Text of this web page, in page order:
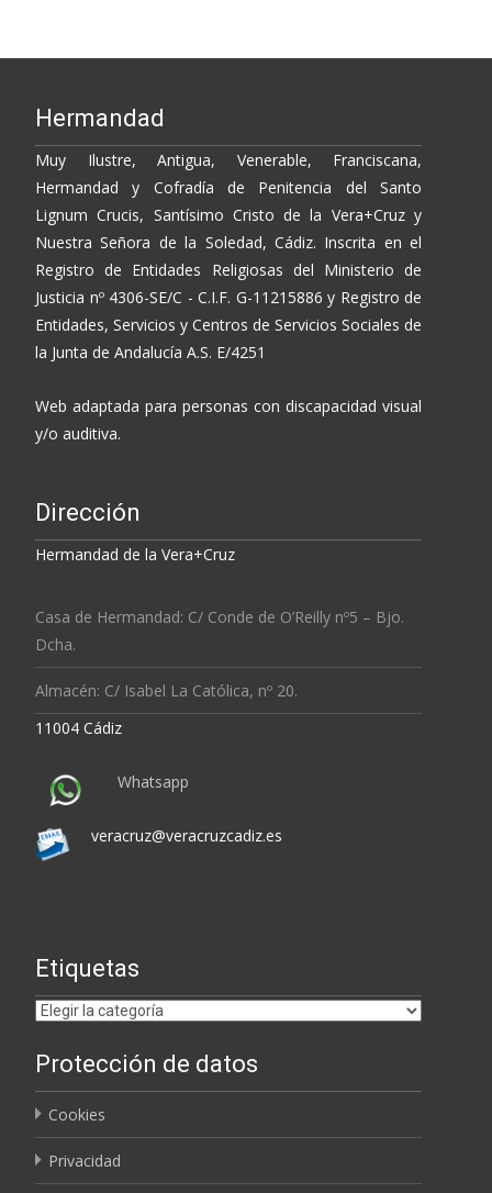
Hermandad
Muy Ilustre, Antigua, Venerable, Franciscana,
Hermandad y Cofradía de Penitencia del Santo
Lignum Crucis, Santísimo Cristo de la Vera+Cruz y
Nuestra Señora de la Soledad, Cádiz. Inscrita en el
Registro de Entidades Religiosas del Ministerio de
Justicia nº 4306-SE/C - C.I.F. G-11215886 y Registro de
Entidades, Servicios y Centros de Servicios Sociales de
la Junta de Andalucía A.S. E/4251
Web adaptada para personas con discapacidad visual
y/o auditiva.
Dirección
Hermandad de la Vera+Cruz
Casa de Hermandad: C/ Conde de O’Reilly nº5 – Bjo.
Dcha.
Almacén: C/ Isabel La Católica, nº 20.
11004 Cádiz
Whatsapp
veracruz@veracruzcadiz.es
Etiquetas
Etiquetas
Protección de datos
Cookies
Privacidad